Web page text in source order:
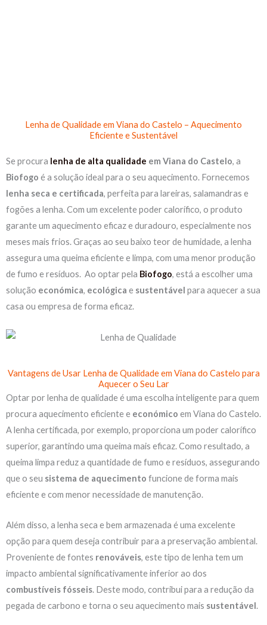
Lenha de Qualidade em Viana do Castelo – Aquecimento
Eficiente e Sustentável
Se procura lenha de alta qualidade em Viana do Castelo, a
Biofogo é a solução ideal para o seu aquecimento. Fornecemos
lenha seca e certificada, perfeita para lareiras, salamandras e
fogões a lenha. Com um excelente poder calorífico, o produto
garante um aquecimento eficaz e duradouro, especialmente nos
meses mais frios. Graças ao seu baixo teor de humidade, a lenha
assegura uma queima eficiente e limpa, com uma menor produção
de fumo e resíduos. Ao optar pela Biofogo, está a escolher uma
solução económica, ecológica e sustentável para aquecer a sua
casa ou empresa de forma eficaz.
Vantagens de Usar Lenha de Qualidade em Viana do Castelo para
Aquecer o Seu Lar
Optar por lenha de qualidade é uma escolha inteligente para quem
procura aquecimento eficiente e económico em Viana do Castelo.
A lenha certificada, por exemplo, proporciona um poder calorífico
superior, garantindo uma queima mais eficaz. Como resultado, a
queima limpa reduz a quantidade de fumo e resíduos, assegurando
que o seu sistema de aquecimento funcione de forma mais
eficiente e com menor necessidade de manutenção.
Além disso, a lenha seca e bem armazenada é uma excelente
opção para quem deseja contribuir para a preservação ambiental.
Proveniente de fontes renováveis, este tipo de lenha tem um
impacto ambiental significativamente inferior ao dos
combustíveis fósseis. Deste modo, contribui para a redução da
pegada de carbono e torna o seu aquecimento mais sustentável.